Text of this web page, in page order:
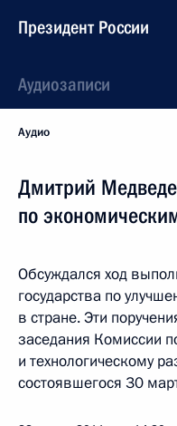
Президент России
Аудиозаписи
Аудио
Дмитрий
по
Обсуждался ход
государства по
в стране. Эти
заседания Комиссии
и технологическому
состоявшегося 30